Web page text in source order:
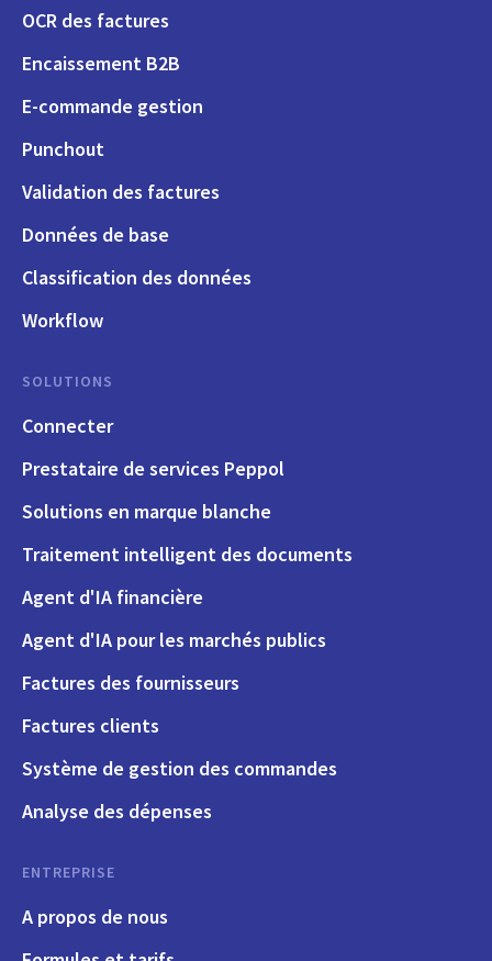
OCR des factures
Encaissement B2B
E-commande gestion
Punchout
Validation des factures
Données de base
Classification des données
Workflow
SOLUTIONS
Connecter
Prestataire de services Peppol
Solutions en marque blanche
Traitement intelligent des documents
Agent d'IA financière
Agent d'IA pour les marchés publics
Factures des fournisseurs
Factures clients
Système de gestion des commandes
Analyse des dépenses
ENTREPRISE
A propos de nous